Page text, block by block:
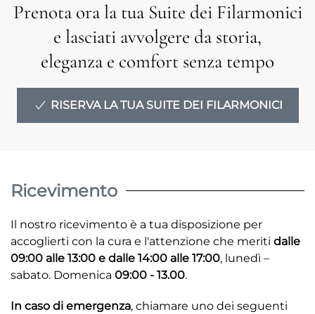
Prenota ora la tua Suite dei Filarmonici
e lasciati avvolgere da storia,
eleganza e comfort senza tempo
RISERVA LA TUA SUITE DEI FILARMONICI
Ricevimento
Il nostro ricevimento è a tua disposizione per
accoglierti con la cura e l'attenzione che meriti dalle
09:00 alle 13:00 e dalle 14:00 alle 17:00, lunedì –
sabato. Domenica 09:00 - 13.00.
In caso di emergenza, chiamare uno dei seguenti